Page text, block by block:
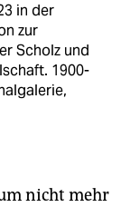
in der
zur
Scholz und
1900-
nicht mehr